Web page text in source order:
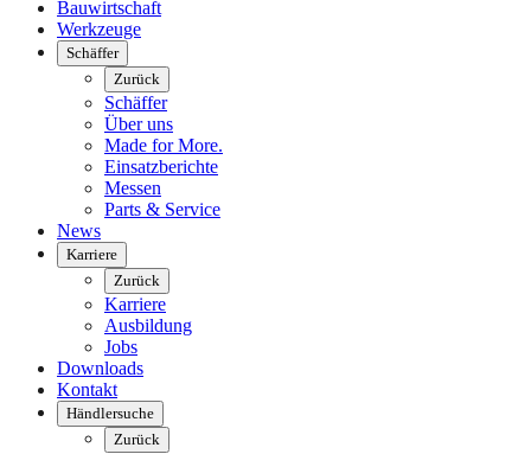
Bauwirtschaft
Werkzeuge
Schäffer
Zurück
Schäffer
Über uns
Made for More.
Einsatzberichte
Messen
Parts & Service
News
Karriere
Zurück
Karriere
Ausbildung
Jobs
Downloads
Kontakt
Händlersuche
Zurück